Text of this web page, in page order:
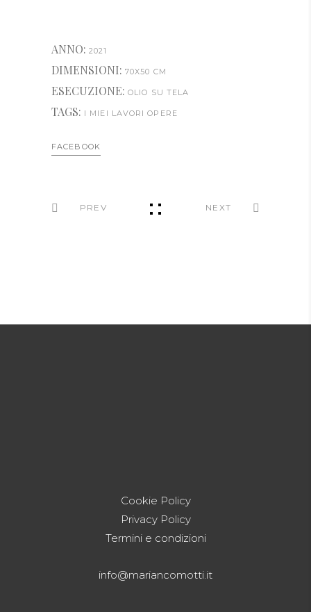
ANNO: 2021
DIMENSIONI: 70X50 CM
ESECUZIONE: OLIO SU TELA
TAGS: I MIEI LAVORI OPERE
FACEBOOK
PREV NEXT
Cookie Policy
Privacy Policy
Termini e condizioni
info@mariancomotti.it